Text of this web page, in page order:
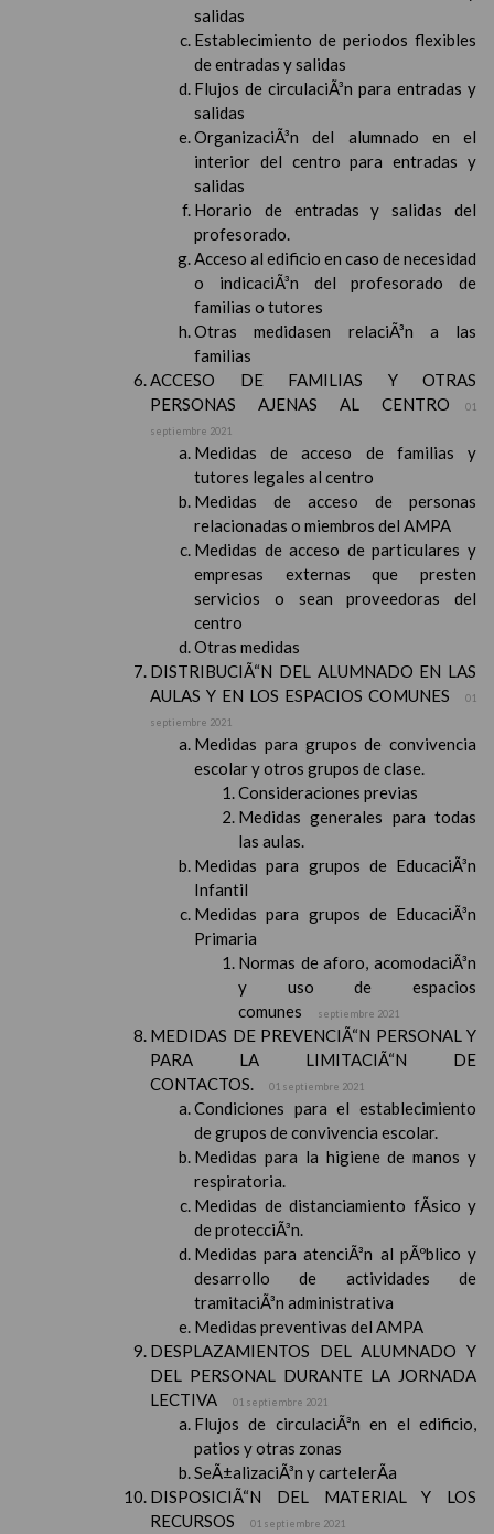
salidas
Establecimiento de periodos flexibles
de entradas y salidas
Flujos de circulaciÃ³n para entradas y
salidas
OrganizaciÃ³n del alumnado en el
interior del centro para entradas y
salidas
Horario de entradas y salidas del
profesorado.
Acceso al edificio en caso de necesidad
o indicaciÃ³n del profesorado de
familias o tutores
Otras medidasen relaciÃ³n a las
familias
ACCESO DE FAMILIAS Y OTRAS
PERSONAS AJENAS AL CENTRO
01
septiembre 2021
Medidas de acceso de familias y
tutores legales al centro
Medidas de acceso de personas
relacionadas o miembros del AMPA
Medidas de acceso de particulares y
empresas externas que presten
servicios o sean proveedoras del
centro
Otras medidas
DISTRIBUCIÃ“N DEL ALUMNADO EN LAS
AULAS Y EN LOS ESPACIOS COMUNES
01
septiembre 2021
Medidas para grupos de convivencia
escolar y otros grupos de clase.
Consideraciones previas
Medidas generales para todas
las aulas.
Medidas para grupos de EducaciÃ³n
Infantil
Medidas para grupos de EducaciÃ³n
Primaria
Normas de aforo, acomodaciÃ³n
y uso de espacios
comunes
septiembre 2021
MEDIDAS DE PREVENCIÃ“N PERSONAL Y
PARA LA LIMITACIÃ“N DE
CONTACTOS.
01 septiembre 2021
Condiciones para el establecimiento
de grupos de convivencia escolar.
Medidas para la higiene de manos y
respiratoria.
Medidas de distanciamiento fÃ­sico y
de protecciÃ³n.
Medidas para atenciÃ³n al pÃºblico y
desarrollo de actividades de
tramitaciÃ³n administrativa
Medidas preventivas del AMPA
DESPLAZAMIENTOS DEL ALUMNADO Y
DEL PERSONAL DURANTE LA JORNADA
LECTIVA
01 septiembre 2021
Flujos de circulaciÃ³n en el edificio,
patios y otras zonas
SeÃ±alizaciÃ³n y cartelerÃ­a
DISPOSICIÃ“N DEL MATERIAL Y LOS
RECURSOS
01 septiembre 2021